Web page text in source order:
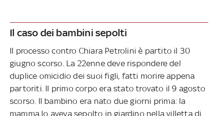
Il caso dei bambini sepolti
Il processo contro Chiara Petrolini è partito il 30
giugno scorso. La 22enne deve rispondere del
duplice omicidio dei suoi figli, fatti morire appena
partoriti. Il primo corpo era stato trovato il 9 agosto
scorso. Il bambino era nato due giorni prima: la
mamma lo aveva sepolto in giardino nella villetta di